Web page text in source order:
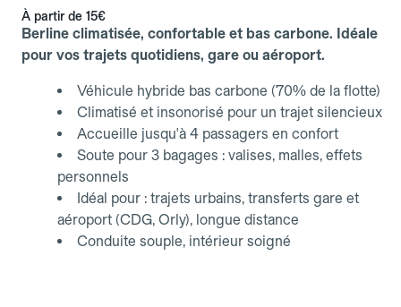
À partir de 15€
Berline climatisée, confortable et bas carbone. Idéale
pour vos trajets quotidiens, gare ou aéroport.
Véhicule hybride bas carbone (70% de la flotte)
Climatisé et insonorisé pour un trajet silencieux
Accueille jusqu'à 4 passagers en confort
Soute pour 3 bagages : valises, malles, effets
personnels
Idéal pour : trajets urbains, transferts gare et
aéroport (CDG, Orly), longue distance
Conduite souple, intérieur soigné